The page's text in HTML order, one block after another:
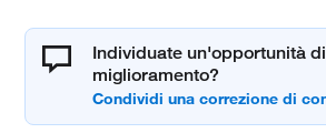
Individuate un'opportunità di
miglioramento?